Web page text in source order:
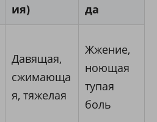
ия)
да
Давящая,
сжимающа
я, тяжелая
Жжение,
ноющая
тупая
боль